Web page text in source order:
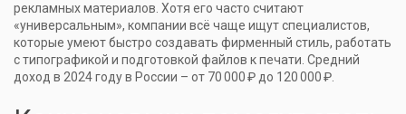
рекламных материалов. Хотя его часто считают
«универсальным», компании всё чаще ищут специалистов,
которые умеют быстро создавать фирменный стиль, работать
с типографикой и подготовкой файлов к печати. Средний
доход в 2024 году в России – от 70 000 ₽ до 120 000 ₽.